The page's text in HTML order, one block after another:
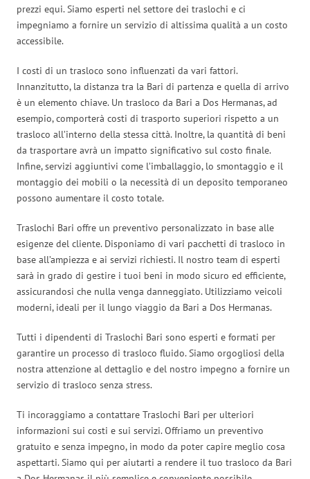
prezzi equi. Siamo esperti nel settore dei traslochi e ci
impegniamo a fornire un servizio di altissima qualità a un costo
accessibile.
I costi di un trasloco sono influenzati da vari fattori.
Innanzitutto, la distanza tra la Bari di partenza e quella di arrivo
è un elemento chiave. Un trasloco da Bari a Dos Hermanas, ad
esempio, comporterà costi di trasporto superiori rispetto a un
trasloco all’interno della stessa città. Inoltre, la quantità di beni
da trasportare avrà un impatto significativo sul costo finale.
Infine, servizi aggiuntivi come l’imballaggio, lo smontaggio e il
montaggio dei mobili o la necessità di un deposito temporaneo
possono aumentare il costo totale.
Traslochi Bari offre un preventivo personalizzato in base alle
esigenze del cliente. Disponiamo di vari pacchetti di trasloco in
base all’ampiezza e ai servizi richiesti. Il nostro team di esperti
sarà in grado di gestire i tuoi beni in modo sicuro ed efficiente,
assicurandosi che nulla venga danneggiato. Utilizziamo veicoli
moderni, ideali per il lungo viaggio da Bari a Dos Hermanas.
Tutti i dipendenti di Traslochi Bari sono esperti e formati per
garantire un processo di trasloco fluido. Siamo orgogliosi della
nostra attenzione al dettaglio e del nostro impegno a fornire un
servizio di trasloco senza stress.
Ti incoraggiamo a contattare Traslochi Bari per ulteriori
informazioni sui costi e sui servizi. Offriamo un preventivo
gratuito e senza impegno, in modo da poter capire meglio cosa
aspettarti. Siamo qui per aiutarti a rendere il tuo trasloco da Bari